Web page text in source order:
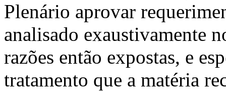
Plenário aprovar
analisado exaustivamente
razões então expostas, e
tratamento que a matéria